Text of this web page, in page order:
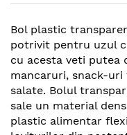
Bol plastic
potrivit pentru uzul
cu acesta veti putea
mancaruri, snack-
salate. Bolul
sale un material
plastic alimentar